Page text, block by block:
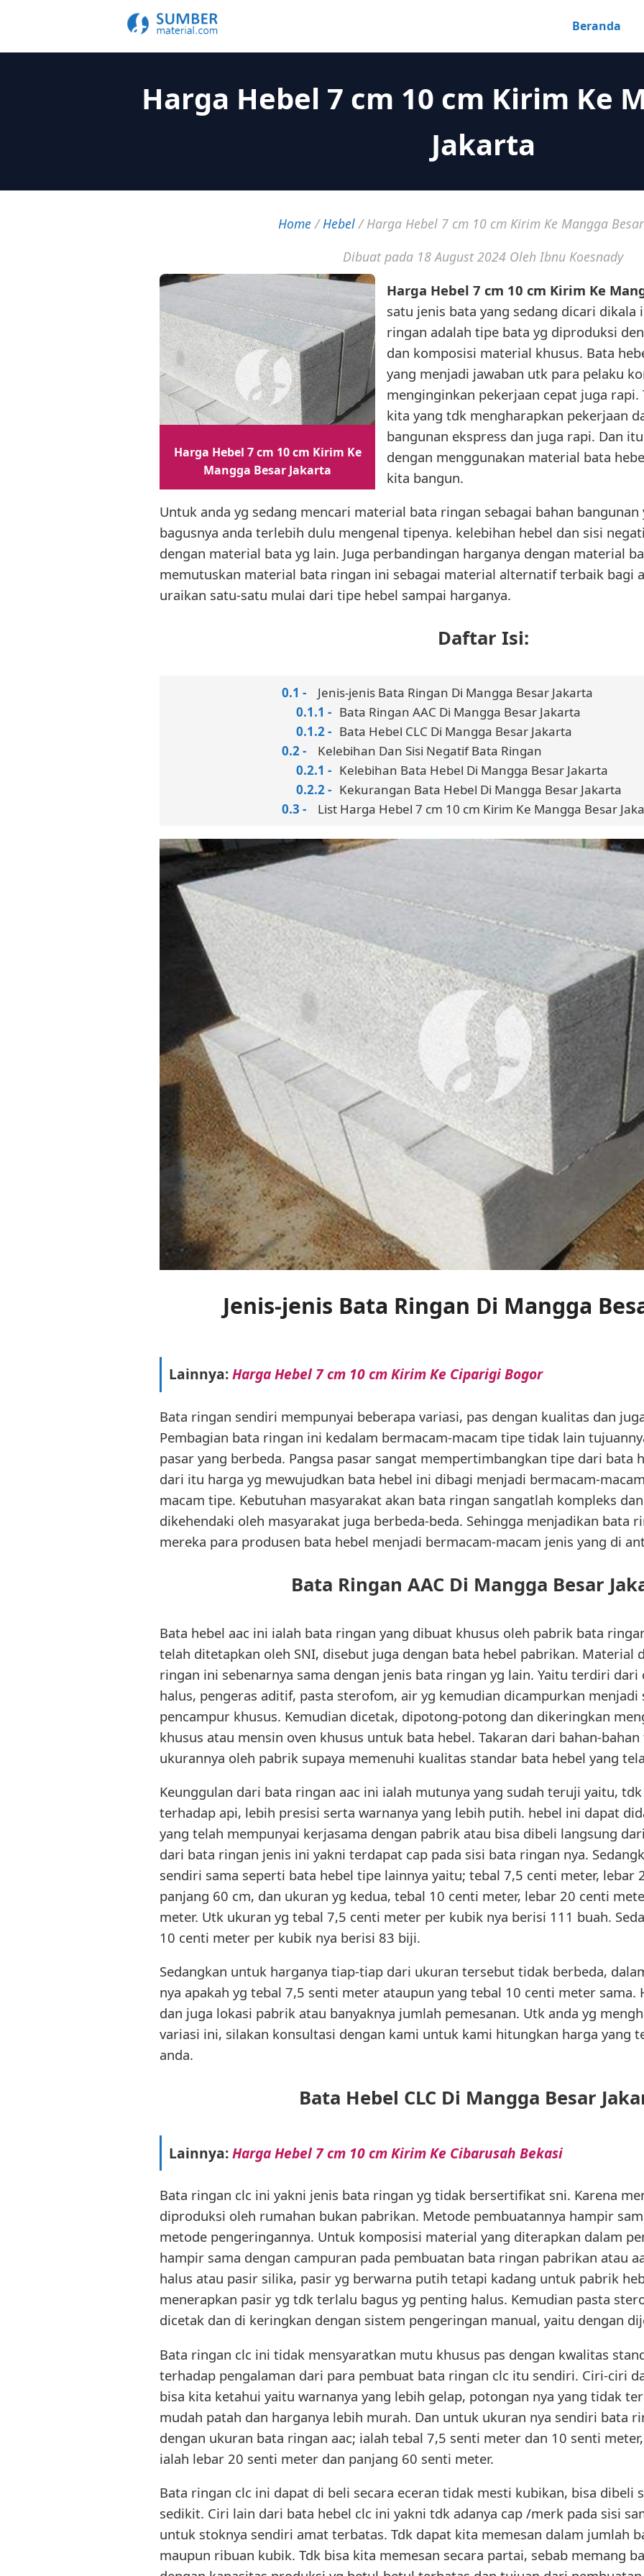
Beranda
Harga Hebel 7 cm 10 cm Kirim Ke
Jakarta
Home/Hebel/Harga Hebel 7 cm 10 cm Kirim Ke Mangga
Dibuat pada 18 August 2024 Oleh Ibnu Koesnady
Harga Hebel 7 cm 10 cm Kirim Ke
Mangga Besar Jakarta
Harga Hebel 7 cm 10 cm Kirim Ke
satu jenis bata yang sedang dicari dikala
ringan adalah tipe bata yg diproduksi
dan komposisi material khusus. Bata
yang menjadi jawaban utk para pelaku
menginginkan pekerjaan cepat juga rapi.
kita yang tdk mengharapkan pekerjaan
bangunan ekspress dan juga rapi. Dan
dengan menggunakan material bata
kita bangun.
Untuk anda yg sedang mencari material bata ringan sebagai bahan bangunan
bagusnya anda terlebih dulu mengenal tipenya. kelebihan hebel dan sisi
dengan material bata yg lain. Juga perbandingan harganya dengan material
memutuskan material bata ringan ini sebagai material alternatif terbaik bagi
uraikan satu-satu mulai dari tipe hebel sampai harganya.
Daftar Isi:
Jenis-jenis Bata Ringan Di Mangga Besar Jakarta
Bata Ringan AAC Di Mangga Besar Jakarta
Bata Hebel CLC Di Mangga Besar Jakarta
Kelebihan Dan Sisi Negatif Bata Ringan
Kelebihan Bata Hebel Di Mangga Besar Jakarta
Kekurangan Bata Hebel Di Mangga Besar Jakarta
List Harga Hebel 7 cm 10 cm Kirim Ke Mangga Besar
Jenis-jenis Bata Ringan Di Mangga
Lainnya:Harga Hebel 7 cm 10 cm Kirim Ke Ciparigi Bogor
Bata ringan sendiri mempunyai beberapa variasi, pas dengan kualitas dan
Pembagian bata ringan ini kedalam bermacam-macam tipe tidak lain
pasar yang berbeda. Pangsa pasar sangat mempertimbangkan tipe dari bata
dari itu harga yg mewujudkan bata hebel ini dibagi menjadi bermacam-
macam tipe. Kebutuhan masyarakat akan bata ringan sangatlah kompleks
dikehendaki oleh masyarakat juga berbeda-beda. Sehingga menjadikan bata
mereka para produsen bata hebel menjadi bermacam-macam jenis yang di
Bata Ringan AAC Di Mangga Besar
Bata hebel aac ini ialah bata ringan yang dibuat khusus oleh pabrik bata
telah ditetapkan oleh SNI, disebut juga dengan bata hebel pabrikan. Material
ringan ini sebenarnya sama dengan jenis bata ringan yg lain. Yaitu terdiri
halus, pengeras aditif, pasta sterofom, air yg kemudian dicampurkan
pencampur khusus. Kemudian dicetak, dipotong-potong dan dikeringkan
khusus atau mensin oven khusus untuk bata hebel. Takaran dari bahan-
ukurannya oleh pabrik supaya memenuhi kualitas standar bata hebel yang
Keunggulan dari bata ringan aac ini ialah mutunya yang sudah teruji yaitu,
terhadap api, lebih presisi serta warnanya yang lebih putih. hebel ini dapat
yang telah mempunyai kerjasama dengan pabrik atau bisa dibeli langsung
dari bata ringan jenis ini yakni terdapat cap pada sisi bata ringan nya.
sendiri sama seperti bata hebel tipe lainnya yaitu; tebal 7,5 centi meter, lebar
panjang 60 cm, dan ukuran yg kedua, tebal 10 centi meter, lebar 20 centi
meter. Utk ukuran yg tebal 7,5 centi meter per kubik nya berisi 111 buah.
10 centi meter per kubik nya berisi 83 biji.
Sedangkan untuk harganya tiap-tiap dari ukuran tersebut tidak berbeda,
nya apakah yg tebal 7,5 senti meter ataupun yang tebal 10 centi meter
dan juga lokasi pabrik atau banyaknya jumlah pemesanan. Utk anda yg
variasi ini, silakan konsultasi dengan kami untuk kami hitungkan harga yang
anda.
Bata Hebel CLC Di Mangga Besar
Lainnya:Harga Hebel 7 cm 10 cm Kirim Ke Cibarusah Bekasi
Bata ringan clc ini yakni jenis bata ringan yg tidak bersertifikat sni. Karena
diproduksi oleh rumahan bukan pabrikan. Metode pembuatannya hampir
metode pengeringannya. Untuk komposisi material yang diterapkan dalam
hampir sama dengan campuran pada pembuatan bata ringan pabrikan atau
halus atau pasir silika, pasir yg berwarna putih tetapi kadang untuk pabrik
menerapkan pasir yg tdk terlalu bagus yg penting halus. Kemudian pasta
dicetak dan di keringkan dengan sistem pengeringan manual, yaitu dengan
Bata ringan clc ini tidak mensyaratkan mutu khusus pas dengan kwalitas
terhadap pengalaman dari para pembuat bata ringan clc itu sendiri. Ciri-ciri
bisa kita ketahui yaitu warnanya yang lebih gelap, potongan nya yang tidak
mudah patah dan harganya lebih murah. Dan untuk ukuran nya sendiri bata
dengan ukuran bata ringan aac; ialah tebal 7,5 senti meter dan 10 senti
ialah lebar 20 senti meter dan panjang 60 senti meter.
Bata ringan clc ini dapat di beli secara eceran tidak mesti kubikan, bisa dibeli
sedikit. Ciri lain dari bata hebel clc ini yakni tdk adanya cap /merk pada sisi
untuk stoknya sendiri amat terbatas. Tdk dapat kita memesan dalam jumlah
maupun ribuan kubik. Tdk bisa kita memesan secara partai, sebab memang